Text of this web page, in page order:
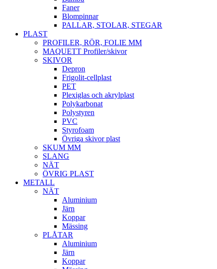
Faner
Blompinnar
PALLAR, STOLAR, STEGAR
PLAST
PROFILER, RÖR, FOLIE MM
MAQUETT Profiler/skivor
SKIVOR
Depron
Frigolit-cellplast
PET
Plexiglas och akrylplast
Polykarbonat
Polystyren
PVC
Styrofoam
Övriga skivor plast
SKUM MM
SLANG
NÄT
ÖVRIG PLAST
METALL
NÄT
Aluminium
Järn
Koppar
Mässing
PLÅTAR
Aluminium
Järn
Koppar